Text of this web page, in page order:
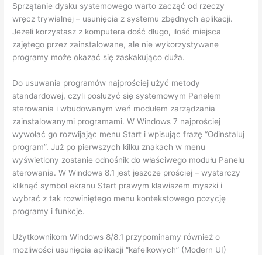
Sprzątanie dysku systemowego warto zacząć od rzeczy
wręcz trywialnej – usunięcia z systemu zbędnych aplikacji.
Jeżeli korzystasz z komputera dość długo, ilość miejsca
zajętego przez zainstalowane, ale nie wykorzystywane
programy może okazać się zaskakująco duża.
Do usuwania programów najprościej użyć metody
standardowej, czyli posłużyć się systemowym Panelem
sterowania i wbudowanym weń modułem zarządzania
zainstalowanymi programami. W Windows 7 najprościej
wywołać go rozwijając menu Start i wpisując frazę “Odinstaluj
program”. Już po pierwszych kilku znakach w menu
wyświetlony zostanie odnośnik do właściwego modułu Panelu
sterowania. W Windows 8.1 jest jeszcze prościej – wystarczy
kliknąć symbol ekranu Start prawym klawiszem myszki i
wybrać z tak rozwiniętego menu kontekstowego pozycję
programy i funkcje.
Użytkownikom Windows 8/8.1 przypominamy również o
możliwości usunięcia aplikacji “kafelkowych” (Modern UI)